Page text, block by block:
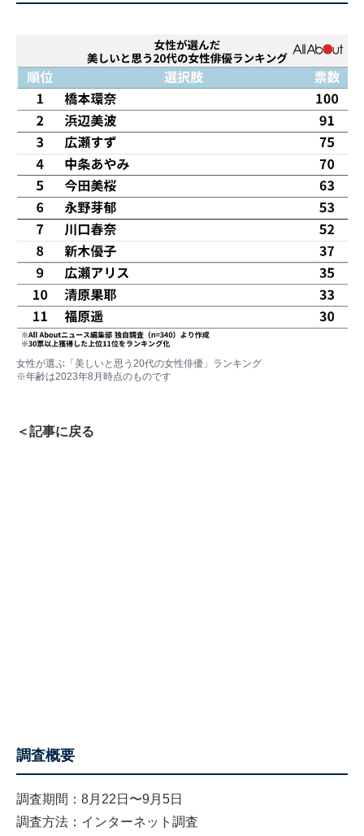
女性が選ぶ「美しいと思う20代の女性俳優」ランキング
※年齢は2023年8月時点のものです
＜記事に戻る
調査概要
調査期間：8月22日〜9月5日
調査方法：インターネット調査